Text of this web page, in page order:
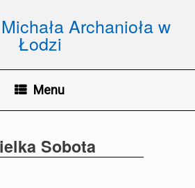
Archanioła w
Łodzi
Menu
Sobota